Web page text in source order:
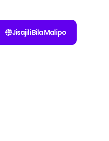
Jisajili Bila Malipo